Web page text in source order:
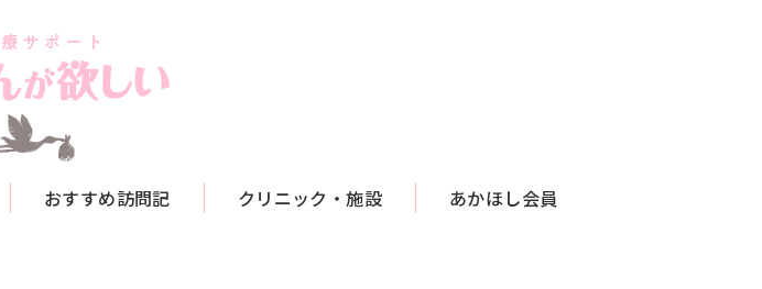
おすすめ訪問記 クリニック・施設 あかほし会員